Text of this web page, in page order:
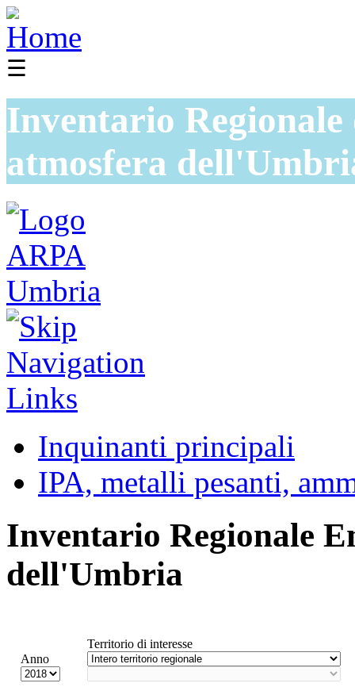
☰
Inventario
atmosfera
Inquinanti principali
IPA, metalli pesanti,
Inventario Regionale
dell'Umbria
Anno
Territorio di interesse